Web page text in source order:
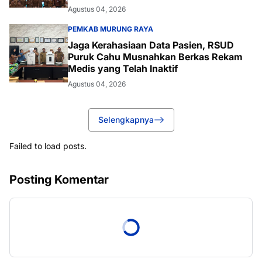
Agustus 04, 2026
PEMKAB MURUNG RAYA
Jaga Kerahasiaan Data Pasien, RSUD
Puruk Cahu Musnahkan Berkas Rekam
Medis yang Telah Inaktif
Agustus 04, 2026
Selengkapnya
Failed to load posts.
Posting Komentar